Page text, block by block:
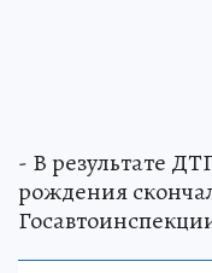
- В результате
рождения